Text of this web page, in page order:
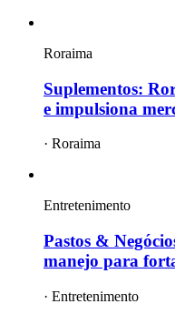
Roraima
Suplementos:
e impulsiona
· Roraima
Entretenimento
Pastos &
manejo para
· Entretenimento